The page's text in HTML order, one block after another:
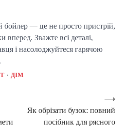
бойлер — це не просто пристрій,
вперед. Зважте всі деталі,
і насолоджуйтеся гарячою
ДІМ
Як обрізати бузок: повний
посібник для рясного
⟶